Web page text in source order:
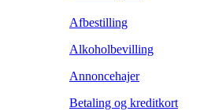
Afbestilling
Alkoholbevilling
Annoncehajer
Betaling og kreditkort